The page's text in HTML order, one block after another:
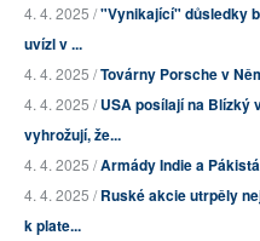
4. 4. 2025 /"Vynikající" důsledky
uvízl v ...
4. 4. 2025 /Továrny Porsche v
4. 4. 2025 /USA posílají na Blízký
vyhrožují, že...
4. 4. 2025 /Armády Indie a
4. 4. 2025 /Ruské akcie utrpěly
k plate...